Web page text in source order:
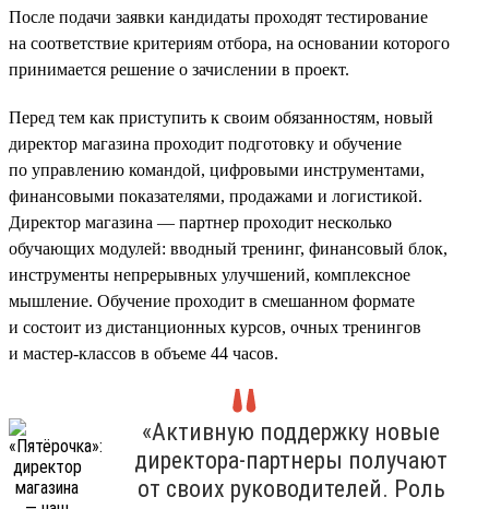
После подачи заявки кандидаты проходят тестирование
на соответствие критериям отбора, на основании которого
принимается решение о зачислении в проект.
Перед тем как приступить к своим обязанностям, новый
директор магазина проходит подготовку и обучение
по управлению командой, цифровыми инструментами,
финансовыми показателями, продажами и логистикой.
Директор магазина — партнер проходит несколько
обучающих модулей: вводный тренинг, финансовый блок,
инструменты непрерывных улучшений, комплексное
мышление. Обучение проходит в смешанном формате
и состоит из дистанционных курсов, очных тренингов
и мастер-классов в объеме 44 часов.
«Активную поддержку новые
директора-партнеры получают
от своих руководителей. Роль